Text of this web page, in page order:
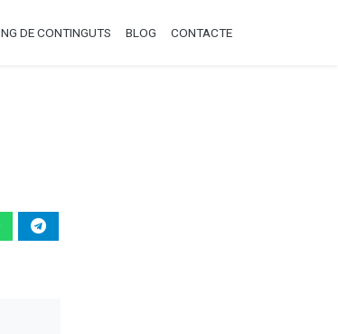
DE CONTINGUTS BLOG CONTACTE